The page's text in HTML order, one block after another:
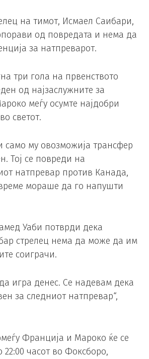
на тимот, Исмаел Саибари,
од повредата и нема да
за натпреварот.
три гола на првенството
од најзаслужните за
меѓу осумте најдобри
светот.
само му овозможија трансфер
Тој се повреди на
натпревар против Канада,
мораше да го напушти
Уаби потврди дека
стрелец нема да може да им
соиграчи.
игра денес. Се надевам дека
за следниот натпревар“,
Франција и Мароко ќе се
22:00 часот во Фоксборо,